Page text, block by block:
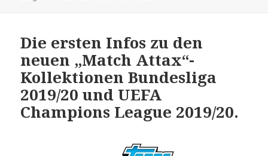
Die ersten Infos zu den
neuen „Match Attax“-
Kollektionen Bundesliga
2019/20 und UEFA
Champions League 2019/20.